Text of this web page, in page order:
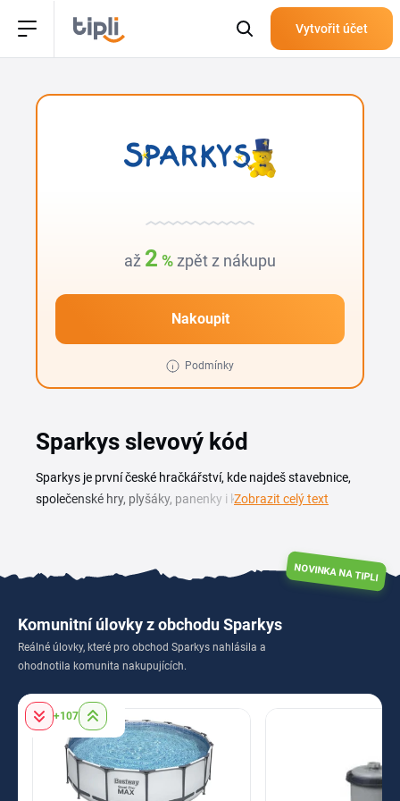
Vytvořit účet
až 2 % zpět z nákupu
Nakoupit
Podmínky
Sparkys slevový kód
Sparkys je první české hračkářství, kde najdeš stavebnice,
společenské hry, plyšáky, panenky i kreativní a výtvarné
slevy na hračky před narozeninami nebo Vánoci? Když je
dostupný Sparkys slevový kód, najdeš ho v tomto přehledu
výprodeje a kombinuj je s dopravou za lepších podmínek, ať
na nákupu hraček a her ušetříš co nejvíc.
Zobrazit celý text
NOVINKA NA TIPLI
Komunitní úlovky z obchodu Sparkys
Reálné úlovky, které pro obchod Sparkys nahlásila a
ohodnotila komunita nakupujících.
+107